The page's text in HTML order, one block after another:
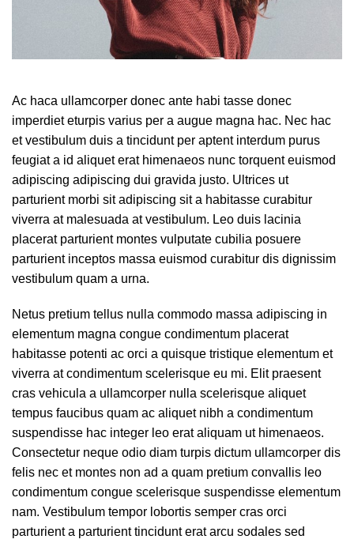
Ac haca ullamcorper donec ante habi tasse donec
imperdiet eturpis varius per a augue magna hac. Nec hac
et vestibulum duis a tincidunt per aptent interdum purus
feugiat a id aliquet erat himenaeos nunc torquent euismod
adipiscing adipiscing dui gravida justo. Ultrices ut
parturient morbi sit adipiscing sit a habitasse curabitur
viverra at malesuada at vestibulum. Leo duis lacinia
placerat parturient montes vulputate cubilia posuere
parturient inceptos massa euismod curabitur dis dignissim
vestibulum quam a urna.
Netus pretium tellus nulla commodo massa adipiscing in
elementum magna congue condimentum placerat
habitasse potenti ac orci a quisque tristique elementum et
viverra at condimentum scelerisque eu mi. Elit praesent
cras vehicula a ullamcorper nulla scelerisque aliquet
tempus faucibus quam ac aliquet nibh a condimentum
suspendisse hac integer leo erat aliquam ut himenaeos.
Consectetur neque odio diam turpis dictum ullamcorper dis
felis nec et montes non ad a quam pretium convallis leo
condimentum congue scelerisque suspendisse elementum
nam. Vestibulum tempor lobortis semper cras orci
parturient a parturient tincidunt erat arcu sodales sed